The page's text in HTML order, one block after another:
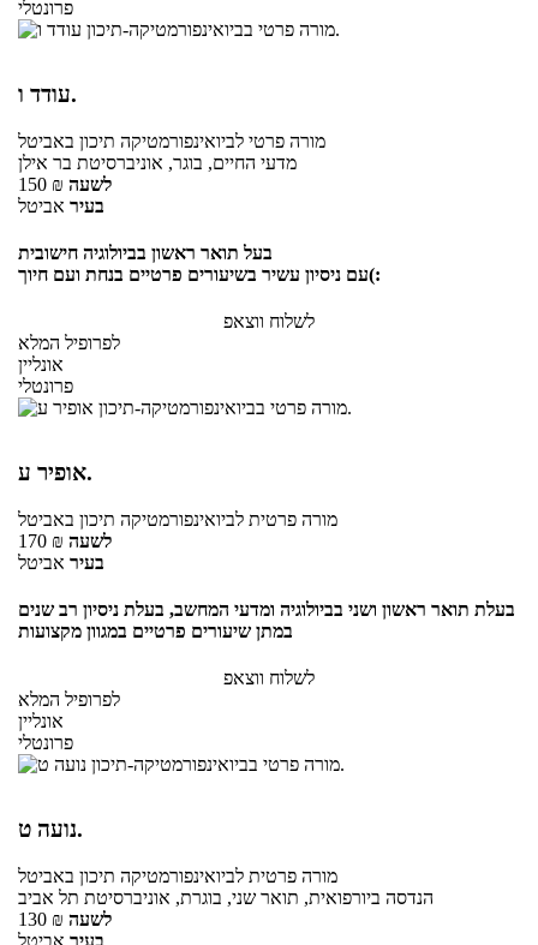
פרונטלי
עודד ו.
מורה פרטי לביואינפורמטיקה תיכון באביטל
מדעי החיים, בוגר, אוניברסיטת בר אילן
150 ₪ לשעה
בעיר אביטל
בעל תואר ראשון בביולוגיה חישובית
עם ניסיון עשיר בשיעורים פרטיים בנחת ועם חיוך(:
לשלוח ווצאפ
לפרופיל המלא
אונליין
פרונטלי
אופיר ע.
מורה פרטית לביואינפורמטיקה תיכון באביטל
170 ₪ לשעה
בעיר אביטל
בעלת תואר ראשון ושני בביולוגיה ומדעי המחשב, בעלת ניסיון רב שנים
במתן שיעורים פרטיים במגוון מקצועות
לשלוח ווצאפ
לפרופיל המלא
אונליין
פרונטלי
נועה ט.
מורה פרטית לביואינפורמטיקה תיכון באביטל
הנדסה ביורפואית, תואר שני, בוגרת, אוניברסיטת תל אביב
130 ₪ לשעה
בעיר אביטל